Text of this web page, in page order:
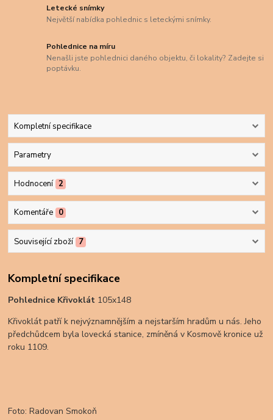
Letecké snímky
Největší nabídka pohlednic s leteckými snímky.
Pohlednice na míru
Nenašli jste pohlednici daného objektu, či lokality? Zadejte si
poptávku.
Kompletní specifikace
Parametry
Hodnocení 2
Komentáře 0
Související zboží 7
Kompletní specifikace
Pohlednice Křivoklát 105x148
Křivoklát patří k nejvýznamnějším a nejstarším hradům u nás. Jeho
předchůdcem byla lovecká stanice, zmíněná v Kosmově kronice už
roku 1109.
Foto: Radovan Smokoň